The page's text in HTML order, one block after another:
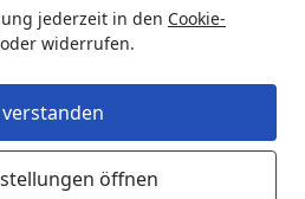
jederzeit in den Cookie-
widerrufen.
verstanden
öffnen